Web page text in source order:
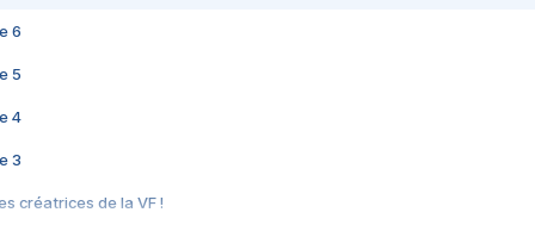
6
5
4
3
créatrices de la VF !